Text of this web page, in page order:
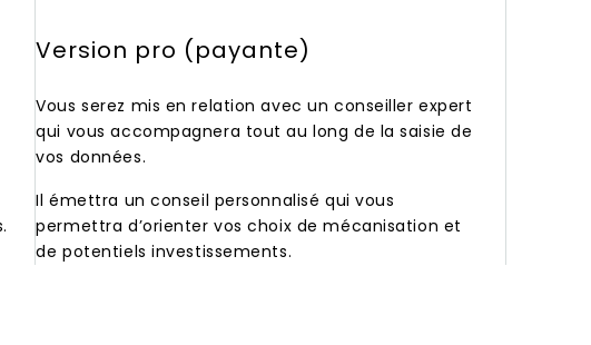
Version pro (payante)
Vous serez mis en relation avec un conseiller expert
qui vous accompagnera tout au long de la saisie de
vos données.
Il émettra un conseil personnalisé qui vous
permettra d’orienter vos choix de mécanisation et
de potentiels investissements.